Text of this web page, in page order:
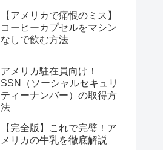
【アメリカで痛恨のミス】
コーヒーカプセルをマシン
なしで飲む方法
アメリカ駐在員向け！
SSN（ソーシャルセキュリ
ティーナンバー）の取得方
法
【完全版】これで完璧！ア
メリカの牛乳を徹底解説